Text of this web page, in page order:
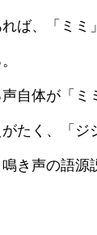
ば、「ミミ
自体が「ミ
たく、「ジ
き声の語源